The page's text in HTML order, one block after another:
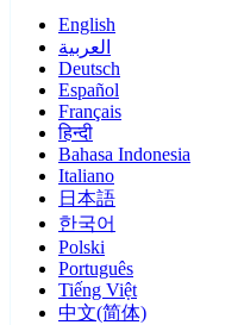
English
العربية
Deutsch
Español
Français
हिन्दी
Bahasa Indonesia
Italiano
日本語
한국어
Polski
Português
Tiếng Việt
中文(简体)